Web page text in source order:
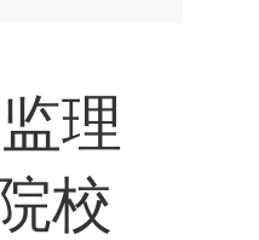
理
校